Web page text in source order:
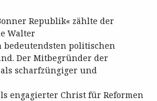
Republik« zählte der
Walter
bedeutendsten politischen
Der Mitbegründer der
scharfzüngiger und
engagierter Christ für Reformen